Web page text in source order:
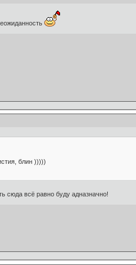
блин )))))
сюда всё равно буду адназначно!